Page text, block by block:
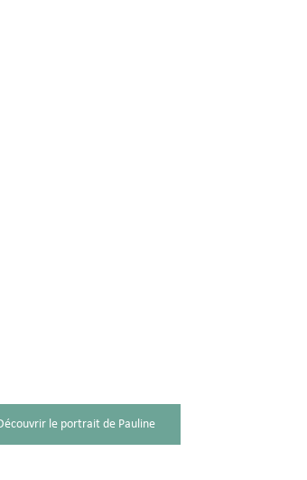
le portrait de Pauline